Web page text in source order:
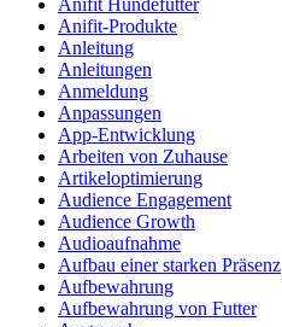
Anifit Hundefutter
Anifit-Produkte
Anleitung
Anleitungen
Anmeldung
Anpassungen
App-Entwicklung
Arbeiten von Zuhause
Artikeloptimierung
Audience Engagement
Audience Growth
Audioaufnahme
Aufbau einer starken Präsenz
Aufbewahrung
Aufbewahrung von Futter